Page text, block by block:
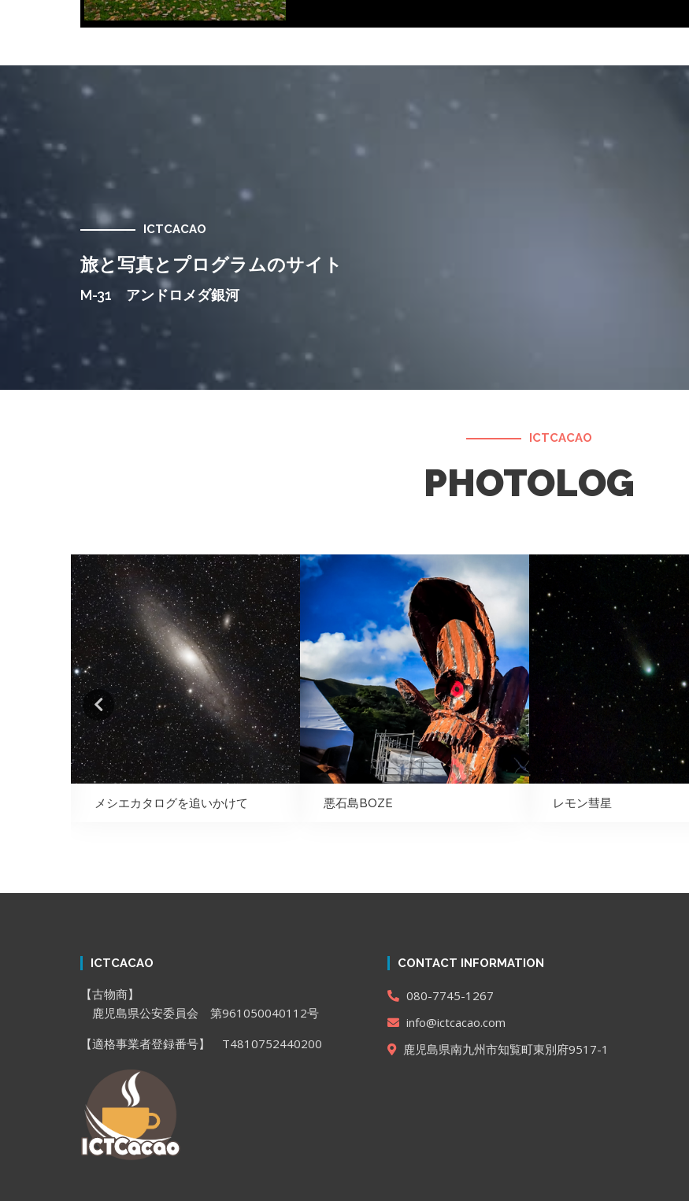
ICTCACAO
旅と写真とプログラムのサイト
M-31 アンドロメダ銀河
ICTCACAO
PHOTOLOG
メシエカタログを追いかけて 悪石島BOZE レモン彗星
ICTCACAO
【古物商】
鹿児島県公安委員会 第961050040112号
【適格事業者登録番号】 T4810752440200
CONTACT INFORMATION
080-7745-1267
info@ictcacao.com
鹿児島県南九州市知覧町東別府9517-1